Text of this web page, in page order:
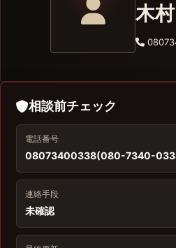
木
相談前チェック
電話番号
08073400338(080-7340-
連絡手段
未確認